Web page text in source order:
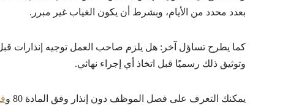
بعدد محدد من الأيام، وبشرط أن يكون الغياب غير مبرر.
كما يطرح تساؤل آخر: هل يلزم صاحب العمل توجيه إنذارات
وتوثيق ذلك رسميًا قبل اتخاذ أي إجراء نهائي.
يمكنك التعرف على فصل الموظف دون إنذار وفق المادة 80 و